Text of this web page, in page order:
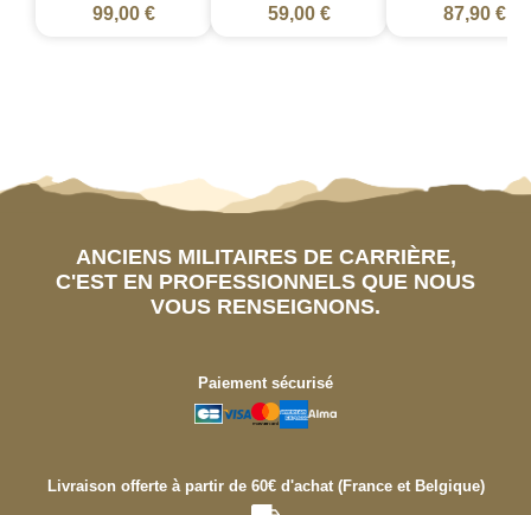
99,00 € 59,00 € 87,90 €
ANCIENS MILITAIRES DE CARRIÈRE,
C'EST EN PROFESSIONNELS QUE NOUS
VOUS RENSEIGNONS.
Paiement sécurisé
Livraison offerte à partir de 60€ d'achat (France et Belgique)